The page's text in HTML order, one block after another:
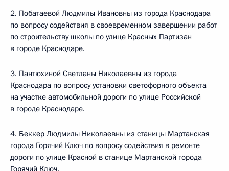
2. Побатаевой Людмилы Ивановны из города Краснодара
по вопросу содействия в своевременном завершении работ
по строительству школы по улице Красных Партизан
в городе Краснодаре.
3. Пантюхиной Светланы Николаевны из города
Краснодара по вопросу установки светофорного объекта
на участке автомобильной дороги по улице Российской
в городе Краснодаре.
4. Беккер Людмилы Николаевны из станицы Мартанская
города Горячий Ключ по вопросу содействия в ремонте
дороги по улице Красной в станице Мартанской города
Горячий Ключ.